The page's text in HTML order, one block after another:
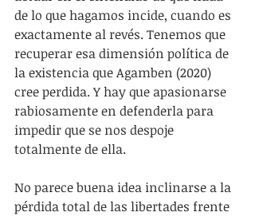
de lo que hagamos incide, cuando es
exactamente al revés. Tenemos que
recuperar esa dimensión política de
la existencia que Agamben (2020)
cree perdida. Y hay que apasionarse
rabiosamente en defenderla para
impedir que se nos despoje
totalmente de ella.
No parece buena idea inclinarse a la
pérdida total de las libertades frente